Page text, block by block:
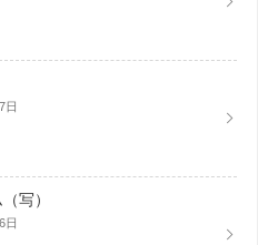
日
写）
日